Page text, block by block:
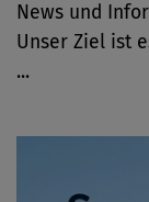
News und
Unser Ziel ist
...